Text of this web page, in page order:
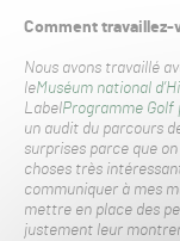
Comment
Nous avons travaillé
leMuséum national
LabelProgramme Golf
un audit du parcours
surprises parce que on
choses très
communiquer à mes
mettre en place des
justement leur